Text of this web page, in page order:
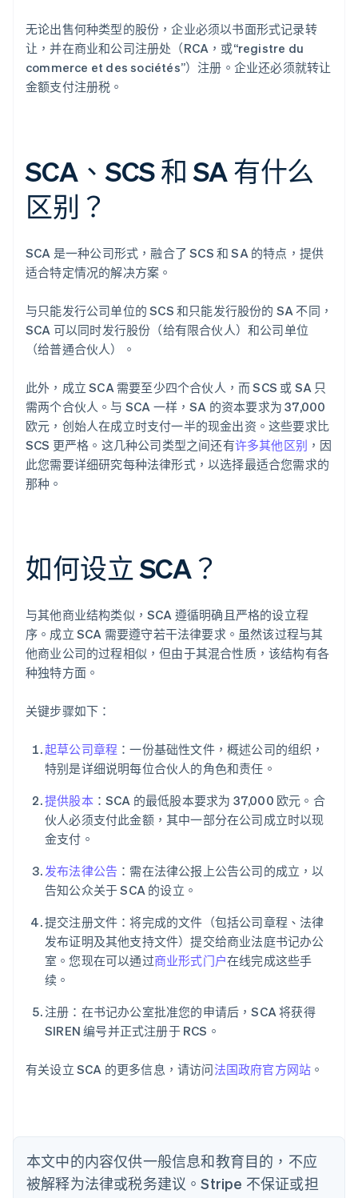
无论出售何种类型的股份，企业必须以书面形式记录转
让，并在商业和公司注册处（RCA，或“registre du
commerce et des sociétés”）注册。企业还必须就转让
金额支付注册税。
SCA、SCS 和 SA 有什么
区别？
SCA 是一种公司形式，融合了 SCS 和 SA 的特点，提供
适合特定情况的解决方案。
与只能发行公司单位的 SCS 和只能发行股份的 SA 不同，
SCA 可以同时发行股份（给有限合伙人）和公司单位
（给普通合伙人）。
此外，成立 SCA 需要至少四个合伙人，而 SCS 或 SA 只
需两个合伙人。与 SCA 一样，SA 的资本要求为 37,000
欧元，创始人在成立时支付一半的现金出资。这些要求比
SCS 更严格。这几种公司类型之间还有许多其他区别 ，因
此您需要详细研究每种法律形式，以选择最适合您需求的
那种。
如何设立 SCA？
与其他商业结构类似，SCA 遵循明确且严格的设立程
序。成立 SCA 需要遵守若干法律要求。虽然该过程与其
他商业公司的过程相似，但由于其混合性质，该结构有各
种独特方面。
关键步骤如下：
起草公司章程 ：一份基础性文件，概述公司的组织，
特别是详细说明每位合伙人的角色和责任。
提供股本：SCA 的最低股本要求为 37,000 欧元。合
伙人必须支付此金额，其中一部分在公司成立时以现
金支付。
发布法律公告 ：需在法律公报上公告公司的成立，以
告知公众关于 SCA 的设立。
提交注册文件：将完成的文件（包括公司章程、法律
发布证明及其他支持文件）提交给商业法庭书记办公
室。您现在可以通过商业形式门户在线完成这些手
续。
注册：在书记办公室批准您的申请后，SCA 将获得
SIREN 编号并正式注册于 RCS。
有关设立 SCA 的更多信息，请访问法国政府官方网站 。
本文中的内容仅供一般信息和教育目的，不应
被解释为法律或税务建议。Stripe 不保证或担
阿联酋
English
English
爱沙尼亚
English
奥地利
Deutsch
English
巴西
保加利亚
English
丹麦
English
德国